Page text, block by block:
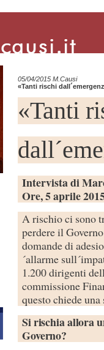
05/04/2015 M.Causi
«Tanti rischi
«Tanti
Intervista di
Ore, 5 aprile
A rischio ci sono
perdere il
domande di
´allarme
1.200 dirigenti
commissione
questo chiede
Si rischia allora
Governo?